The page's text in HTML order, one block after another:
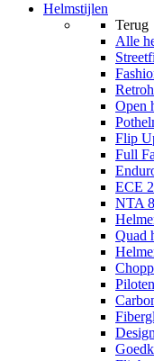
Helmstijlen
Terug
Alle
Open
Flip
Full
ECE
NTA
Quad